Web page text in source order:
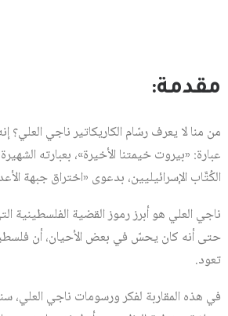
مقدمة:
من منا لا يعرف رسّام الكاريكاتير ناجي
عبارة: «بيروت خيمتنا الأخيرة»، بعبارته
الكُتَّاب الإسرائيليين، بدعوى «اختراق جبهة
ناجي العلي هو أبرز رموز القضية الفلسطينية
حتى أنه كان يحسّ في بعض الأحيان، أن فلسطين
تعود.
في هذه المقاربة لفكر ورسومات ناجي العلي،